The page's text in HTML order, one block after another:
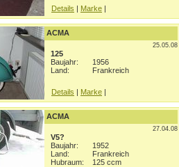
Details | Marke |
ACMA
25.05.08
125
Baujahr:
1956
Land:
Frankreich
Details | Marke |
ACMA
27.04.08
V5?
Baujahr:
1952
Land:
Frankreich
Hubraum:
125 ccm